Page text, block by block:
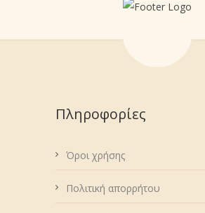
Πληροφορίες
Όροι χρήσης
Πολιτική απορρήτου